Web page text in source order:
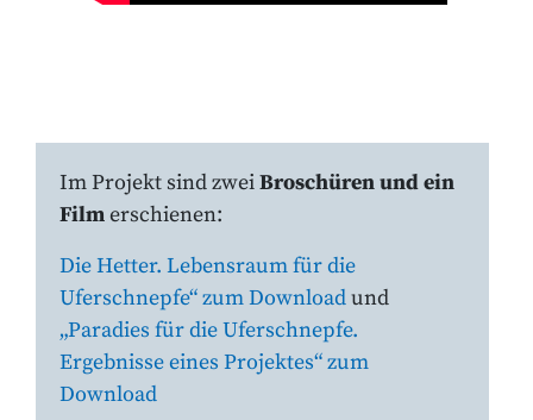
Im Projekt sind zweiBroschüren und ein
Filmerschienen:
Die Hetter. Lebensraum für die
Uferschnepfe“ zum Downloadund
„Paradies für die Uferschnepfe.
Ergebnisse eines Projektes“ zum
Download